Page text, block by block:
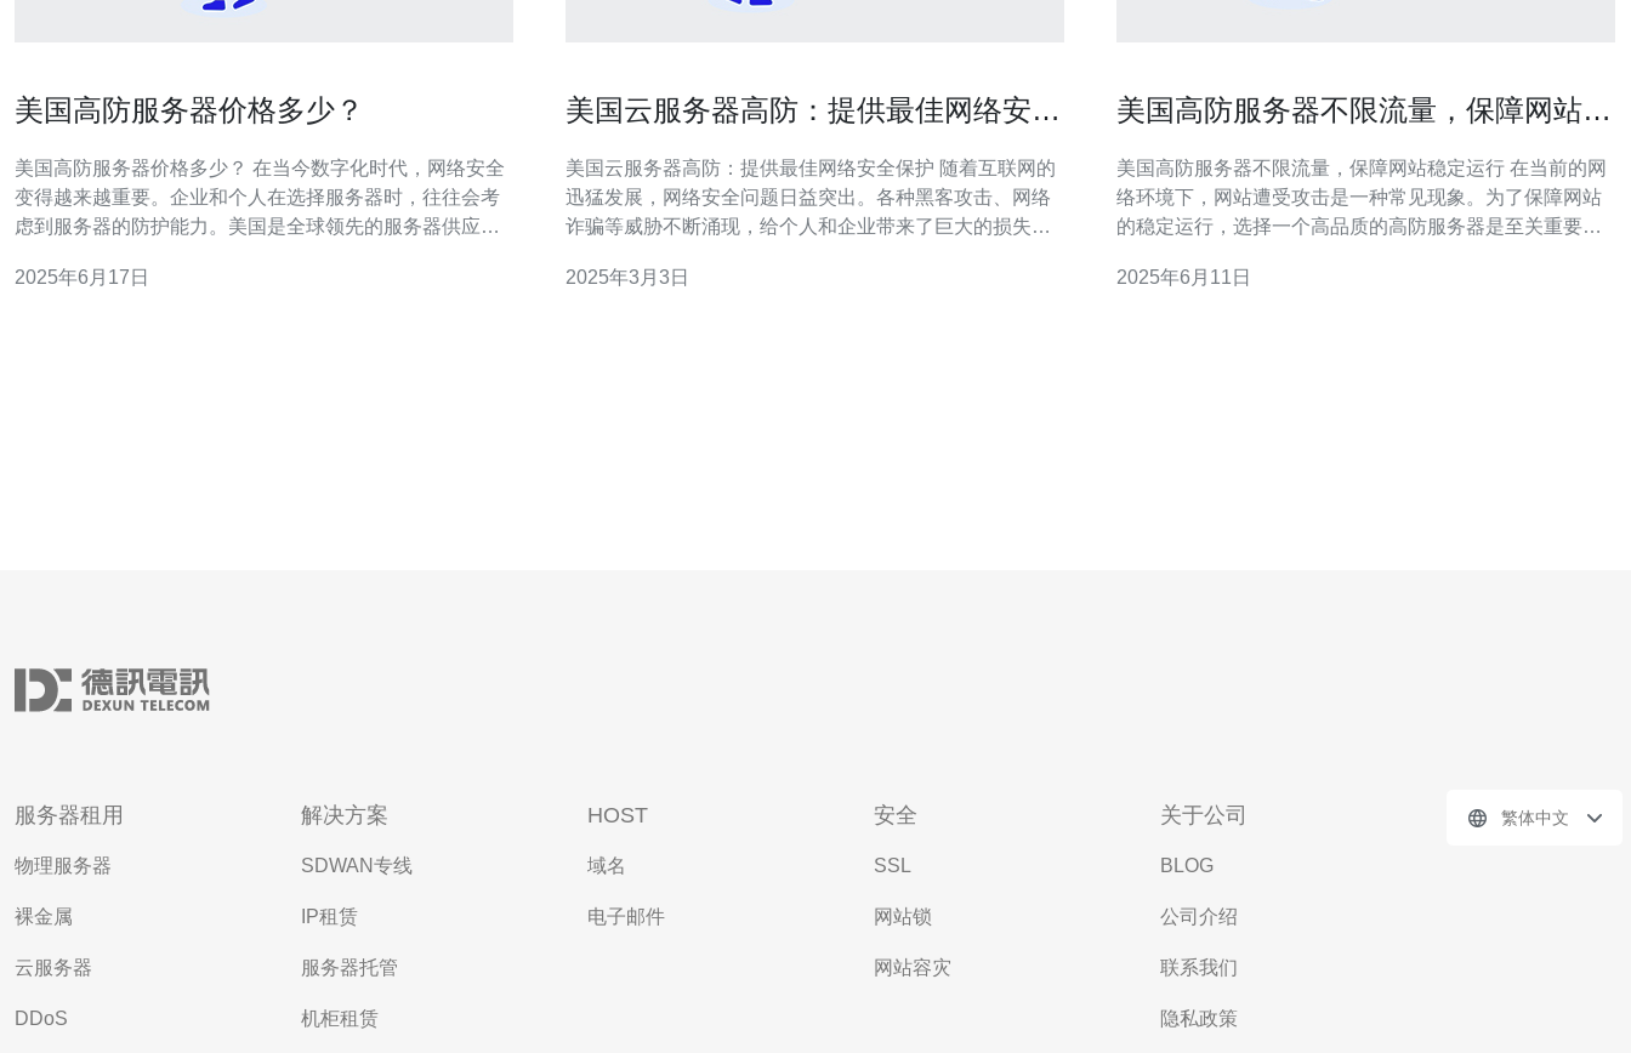
美国高防服务器价格多少？
美国高防服务器价格多少？ 在当今数字化时代，网络安全
变得越来越重要。企业和个人在选择服务器时，往往会考
虑到服务器的防护能力。美国是全球领先的服务器供应国
为您详细介绍。 美国高防服务器的价格受多种因素影响，
2025年6月17日
美国云服务器高防：提供最佳网络安全
美国云服务器高防：提供最佳网络安全保护 随着互联网的
迅猛发展，网络安全问题日益突出。各种黑客攻击、网络
诈骗等威胁不断涌现，给个人和企业带来了巨大的损失。
防护中，云服务器高防起着重要的作用。它是一种基于云
2025年3月3日
美国高防服务器不限流量，保障网站稳
美国高防服务器不限流量，保障网站稳定运行 在当前的网
络环境下，网站遭受攻击是一种常见现象。为了保障网站
的稳定运行，选择一个高品质的高防服务器是至关重要
提供了不限流量的服务，还能有效防御各种DDoS攻击，
2025年6月11日
服务器租用
物理服务器
裸金属
云服务器
DDoS
解决方案
SDWAN专线
IP租赁
服务器托管
机柜租赁
HOST
域名
电子邮件
安全
SSL
网站锁
网站容灾
关于公司
BLOG
公司介绍
联系我们
隐私政策
繁体中文